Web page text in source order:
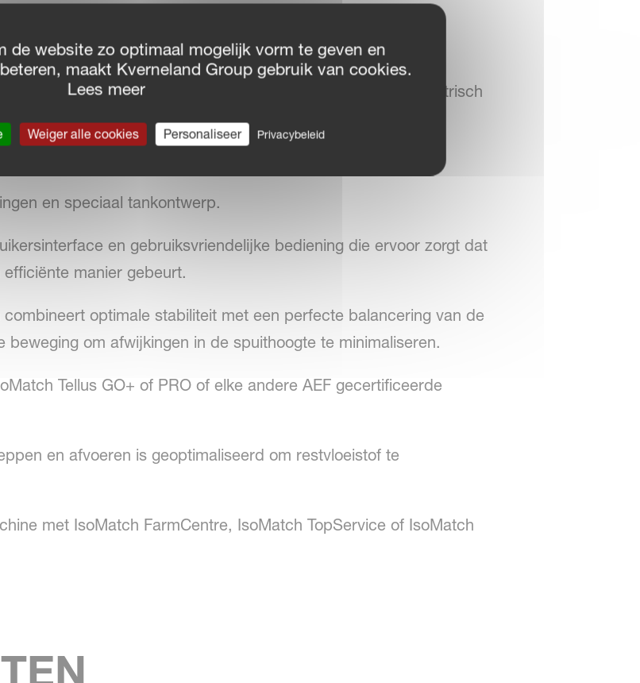
een gebruiksvriendelijke bediening. Er kan worden
het EasySet bedieningspaneel, iXclean Comfort voor
volledig automatisch vloeistofbeheersysteem. Het iXflow
met pneumatische dopafsluiting of als iXflow-E met elektrisch
afschakeling
en speciaal tankontwerp.
en gebruiksvriendelijke bediening die ervoor zorgt dat
manier gebeurt.
optimale stabiliteit met een perfecte balancering van de
om afwijkingen in de spuithoogte te minimaliseren.
Tellus GO+ of PRO of elke andere AEF gecertificeerde
en afvoeren is geoptimaliseerd om restvloeistof te
met IsoMatch FarmCentre, IsoMatch TopService of IsoMatch
de website zo optimaal mogelijk vorm te geven en
maakt Kverneland Group gebruik van cookies.
Lees meer
Weiger alle cookies Personaliseer Privacybeleid